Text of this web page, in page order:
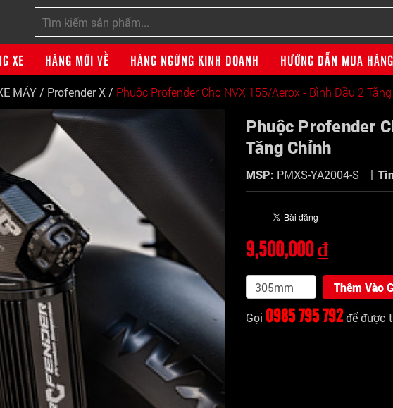
XE HÀNG MỚI VỀ HÀNG NGỪNG KINH DOANH HƯỚNG DẪN MUA HÀNG
MÁY / Profender X / Phuộc Profender Cho NVX 155/Aerox - Bình Dầu 2
Phuộc Profender
Tăng Chỉnh
MSP: PMXS-YA2004-S |
9,500,000 ₫
Thêm Vào
Gọi 0985 795 792để được